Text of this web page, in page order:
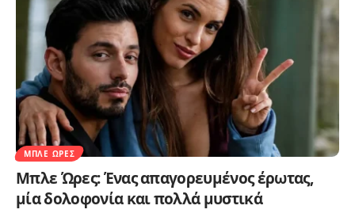
ΜΠΛΕ ΏΡΕΣ
Μπλε Ώρες: Ένας απαγορευμένος έρωτας,
μία δολοφονία και πολλά μυστικά